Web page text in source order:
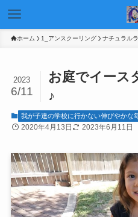
ホーム 1_アンスクーリング ナチュラル
お庭でイース
♪
2023
6/11
我が子達の学校に行かない伸びやかな
2020年4月13日 2023年6月11日